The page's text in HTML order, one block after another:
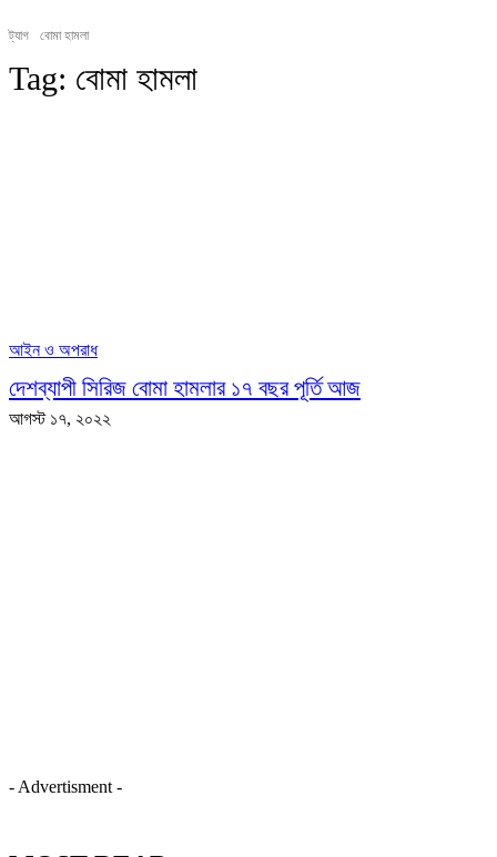
ট্যাগ বোমা হামলা
Tag: বোমা হামলা
আইন ও অপরাধ
দেশব্যাপী সিরিজ বোমা হামলার ১৭ বছর পূর্তি আজ
আগস্ট ১৭, ২০২২
- Advertisment -